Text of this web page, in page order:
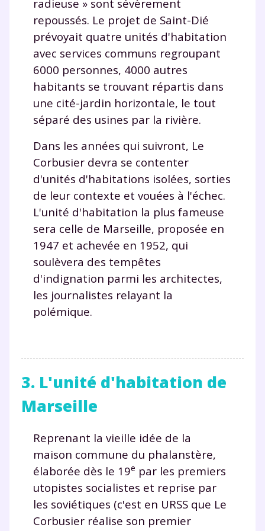
radieuse » sont sévèrement
repoussés. Le projet de Saint-Dié
prévoyait quatre unités d'habitation
avec services communs regroupant
6000 personnes, 4000 autres
habitants se trouvant répartis dans
une cité-jardin horizontale, le tout
séparé des usines par la rivière.
Dans les années qui suivront, Le
Corbusier devra se contenter
d'unités d'habitations isolées, sorties
de leur contexte et vouées à l'échec.
L'unité d'habitation la plus fameuse
sera celle de Marseille, proposée en
1947 et achevée en 1952, qui
soulèvera des tempêtes
d'indignation parmi les architectes,
les journalistes relayant la
polémique.
3. L'unité d'habitation de
Marseille
Reprenant la vieille idée de la
maison commune du phalanstère,
élaborée dès le 19e par les premiers
utopistes socialistes et reprise par
les soviétiques (c'est en URSS que Le
Corbusier réalise son premier
et de réussir votre
année scolaire ?
Testez gratuitement
pendant 24h notre
plateforme de soutien